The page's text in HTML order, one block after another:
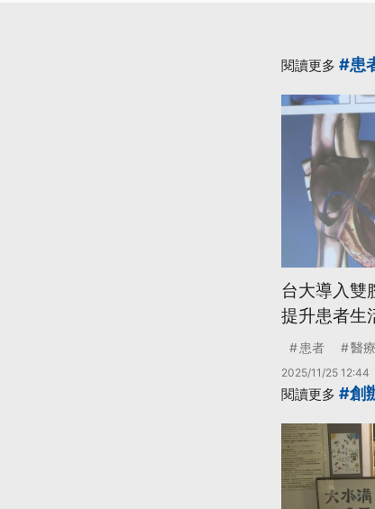
閱讀更多 #患
台大導入雙
提升患者生
患者 醫療
2025/11/25 12:44
閱讀更多 #創